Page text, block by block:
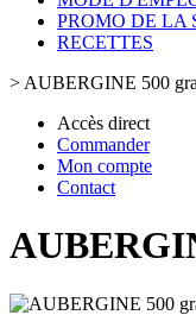
PROMO DE LA
RECETTES
> AUBERGINE 500
Accès direct
Commander
Mon compte
Contact